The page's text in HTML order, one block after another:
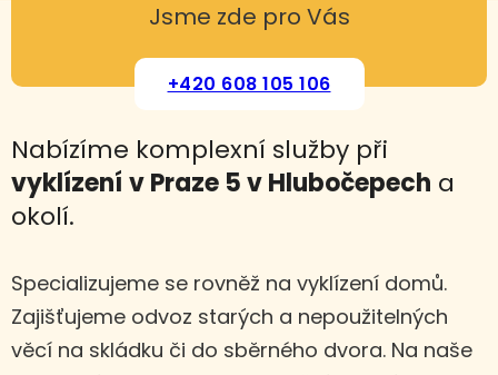
Jsme zde pro Vás
+420 608 105 106
Nabízíme komplexní služby při
vyklízení v Praze 5 v Hlubočepech a
okolí.
Specializujeme se rovněž na vyklízení domů.
Zajišťujeme odvoz starých a nepoužitelných
věcí na skládku či do sběrného dvora. Na naše